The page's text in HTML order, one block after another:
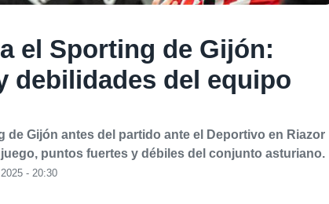
el Sporting de Gijón:
debilidades del equipo
de Gijón antes del partido ante el Deportivo en Riazor
puntos fuertes y débiles del conjunto asturiano.
- 20:30